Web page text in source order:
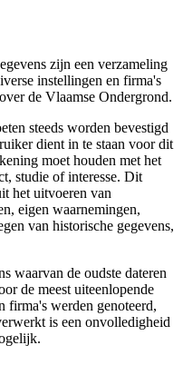
zijn een verzameling
instellingen en firma's
de Vlaamse Ondergrond.
steeds worden bevestigd
dient in te staan voor dit
moet houden met het
studie of interesse. Dit
het uitvoeren van
eigen waarnemingen,
van historische gegevens,
waarvan de oudste dateren
de meest uiteenlopende
firma's werden genoteerd,
is een onvolledigheid